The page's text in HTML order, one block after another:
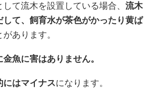
て流木を設置している場合、 流木
して、飼育水が茶色がかったり黄ば
があります。
金魚に害はありません。
にはマイナスになります。